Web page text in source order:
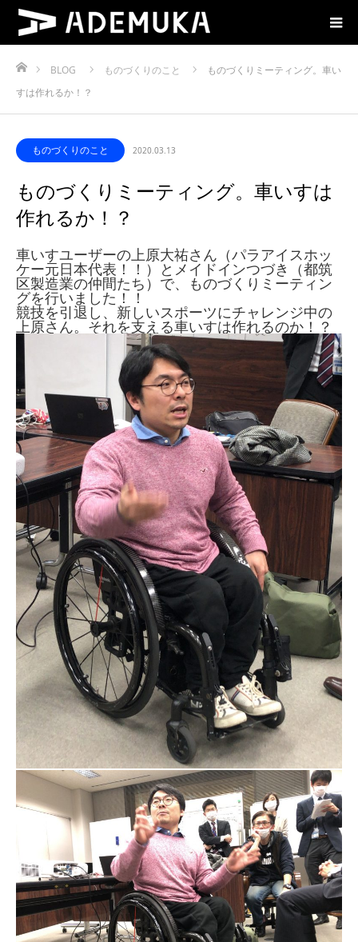
ホーム
BLOG ものづくりのこと
ものづくりミーティング。車い
すは作れるか！？
ものづくりのこと 2020.03.13
ものづくりミーティング。車いすは
作れるか！？
車いすユーザーの上原大祐さん（パラアイスホッ
ケー元日本代表！！）とメイドインつづき（都筑
区製造業の仲間たち）で、ものづくりミーティン
グを行いました！！
競技を引退し、新しいスポーツにチャレンジ中の
上原さん。それを支える車いすは作れるのか！？